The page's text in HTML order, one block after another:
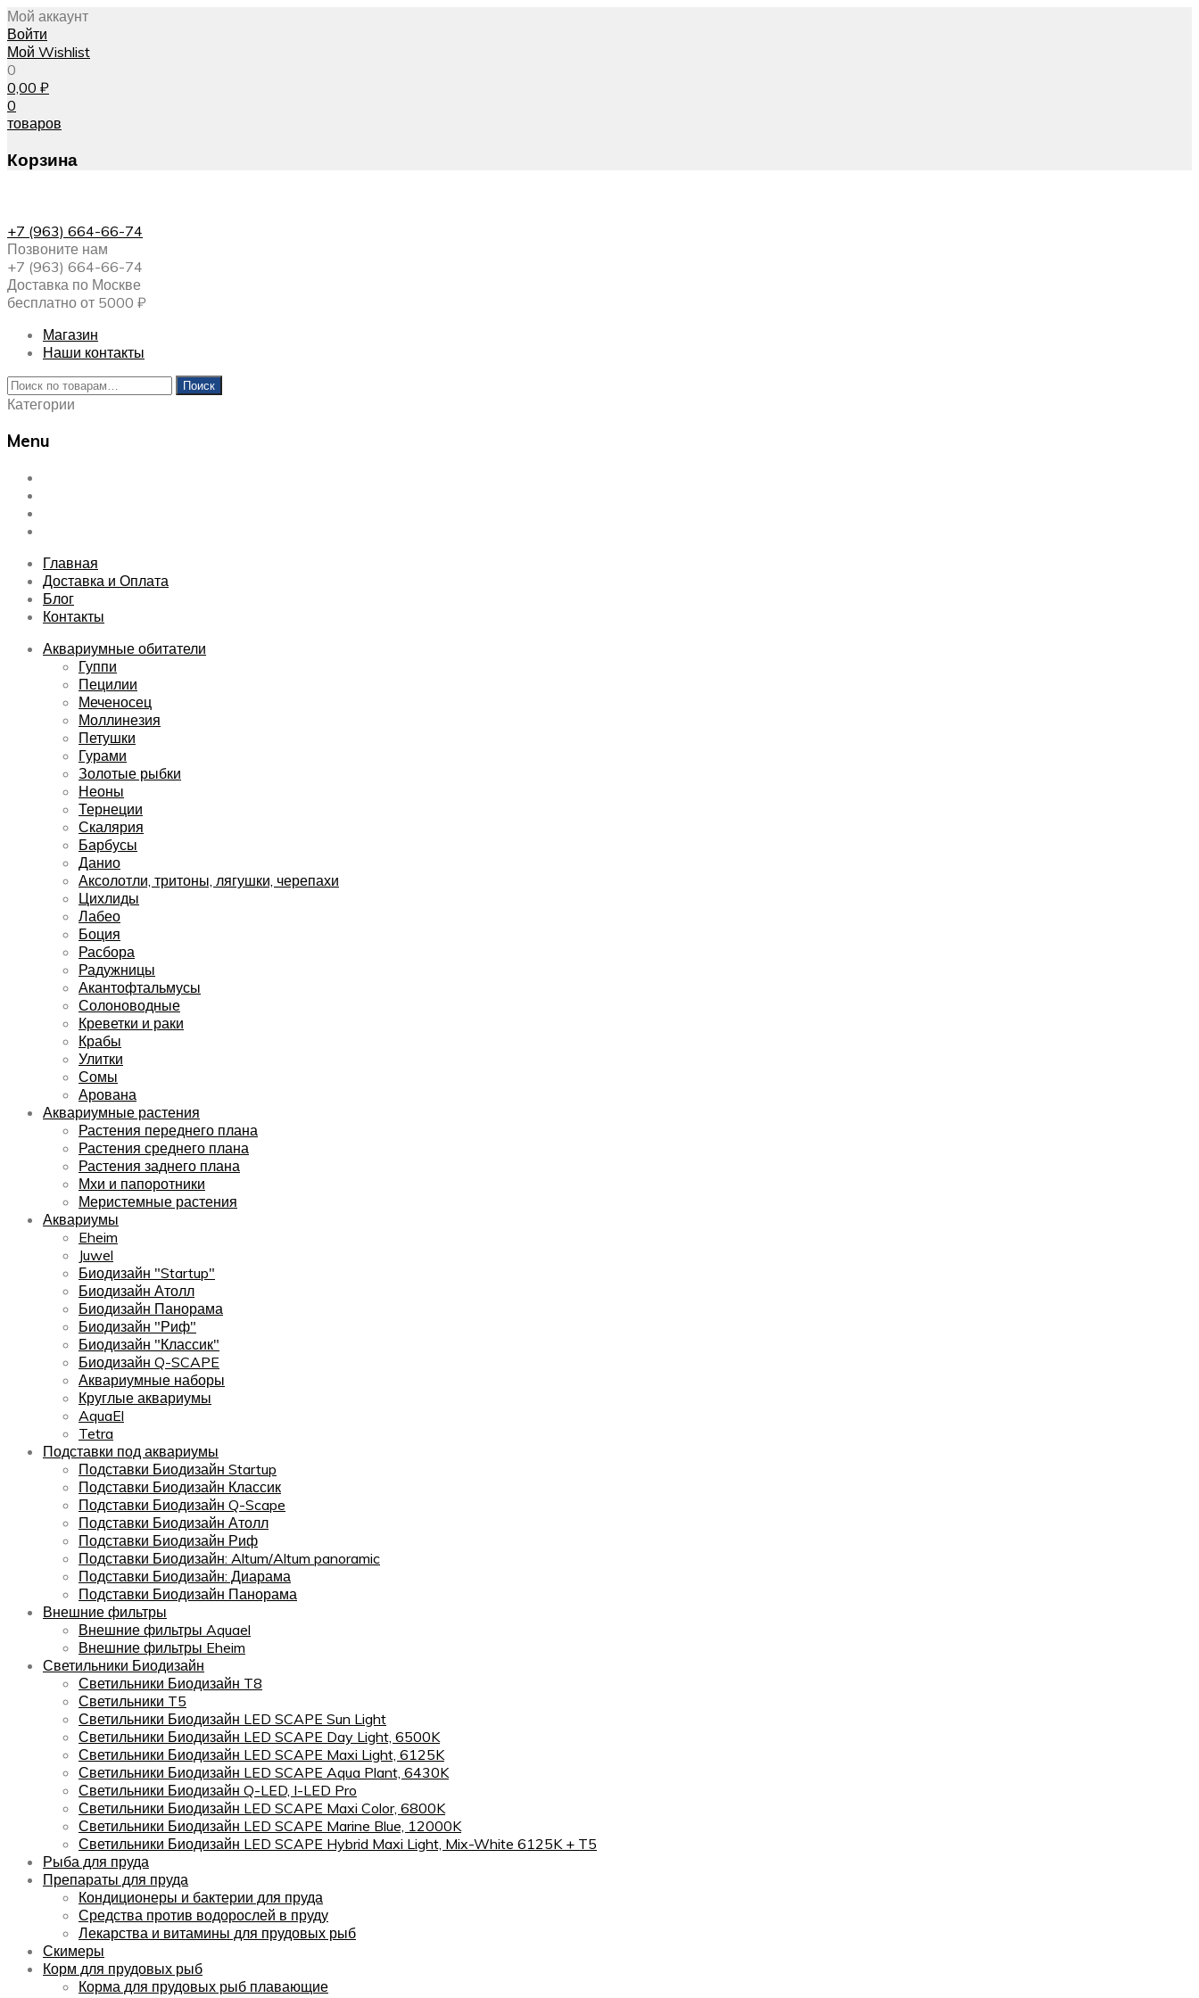
Мой аккаунт
Войти
Мой Wishlist
0
0,00 ₽
0
товаров
Корзина
+7 (963) 664-66-74
Позвоните нам
+7 (963) 664-66-74
Доставка по Москве
бесплатно от 5000 ₽
Магазин
Наши контакты
Искать:
Поиск
Категории
Menu
Skip
content
Главная
Доставка и Оплата
Блог
Контакты
Аквариумные обитатели
Гуппи
Пецилии
Меченосец
Моллинезия
Петушки
Гурами
Золотые рыбки
Неоны
Тернеции
Скалярия
Барбусы
Данио
Аксолотли, тритоны, лягушки, черепахи
Цихлиды
Лабео
Боция
Расбора
Радужницы
Акантофтальмусы
Солоноводные
Креветки и раки
Крабы
Улитки
Сомы
Арована
Аквариумные растения
Растения переднего плана
Растения среднего плана
Растения заднего плана
Мхи и папоротники
Меристемные растения
Аквариумы
Eheim
Juwel
Биодизайн "Startup"
Биодизайн Атолл
Биодизайн Панорама
Биодизайн "Риф"
Биодизайн "Классик"
Биодизайн Q-SCAPE
Аквариумные наборы
Круглые аквариумы
AquaEl
Tetra
Подставки под аквариумы
Подставки Биодизайн Startup
Подставки Биодизайн Классик
Подставки Биодизайн Q-Scape
Подставки Биодизайн Атолл
Подставки Биодизайн Риф
Подставки Биодизайн: Altum/Altum panoramic
Подставки Биодизайн: Диарама
Подставки Биодизайн Панорама
Внешние фильтры
Внешние фильтры Aquael
Внешние фильтры Eheim
Светильники Биодизайн
Светильники Биодизайн T8
Светильники T5
Светильники Биодизайн LED SCAPE Sun Light
Светильники Биодизайн LED SCAPE Day Light, 6500K
Светильники Биодизайн LED SCAPE Maxi Light, 6125K
Светильники Биодизайн LED SCAPE Aqua Plant, 6430K
Светильники Биодизайн Q-LED, I-LED Pro
Светильники Биодизайн LED SCAPE Maxi Color, 6800K
Светильники Биодизайн LED SCAPE Marine Blue, 12000K
Светильники Биодизайн LED SCAPE Hybrid Maxi Light, Mix-White 6125K + T5
Рыба для пруда
Препараты для пруда
Кондиционеры и бактерии для пруда
Средства против водорослей в пруду
Лекарства и витамины для прудовых рыб
Скимеры
Корм для прудовых рыб
Корма для прудовых рыб плавающие